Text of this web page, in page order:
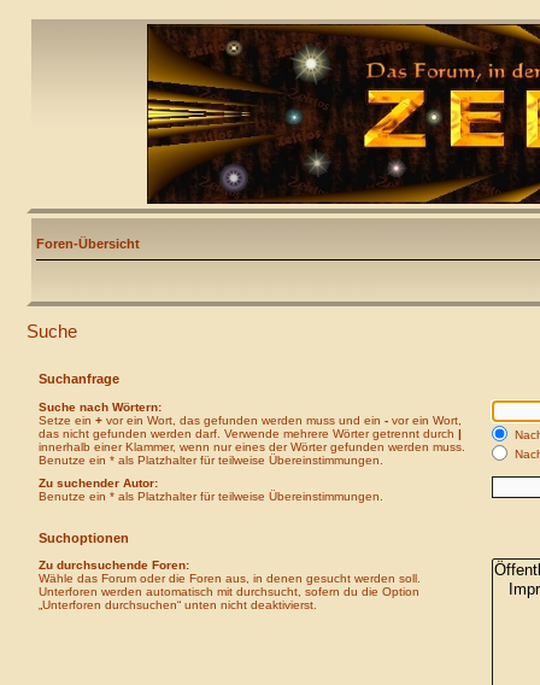
Foren-Übersicht
Suche
Suchanfrage
Suche nach Wörtern:
Setze ein + vor ein Wort, das gefunden werden muss und ein - vor ein Wort,
das nicht gefunden werden darf. Verwende mehrere Wörter getrennt durch |
innerhalb einer Klammer, wenn nur eines der Wörter gefunden werden muss.
Benutze ein * als Platzhalter für teilweise Übereinstimmungen.
Zu suchender Autor:
Benutze ein * als Platzhalter für teilweise Übereinstimmungen.
Suchoptionen
Zu durchsuchende Foren:
Wähle das Forum oder die Foren aus, in denen gesucht werden soll.
Unterforen werden automatisch mit durchsucht, sofern du die Option
„Unterforen durchsuchen“ unten nicht deaktivierst.